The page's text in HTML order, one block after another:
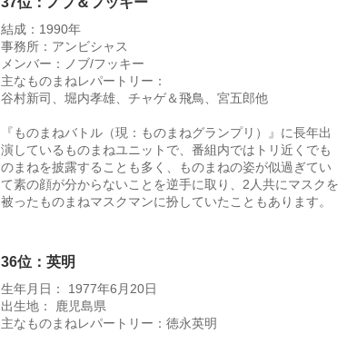
結成：1990年
事務所：アンビシャス
メンバー：ノブ/フッキー
主なものまねレパートリー：
谷村新司、堀内孝雄、チャゲ＆飛鳥、宮五郎他
『ものまねバトル（現：ものまねグランプリ）』に長年出
演しているものまねユニットで、番組内ではトリ近くでも
のまねを披露することも多く、ものまねの姿が似過ぎてい
て素の顔が分からないことを逆手に取り、2人共にマスクを
被ったものまねマスクマンに扮していたこともあります。
36位：英明
生年月日： 1977年6月20日
出生地： 鹿児島県
主なものまねレパートリー：徳永英明